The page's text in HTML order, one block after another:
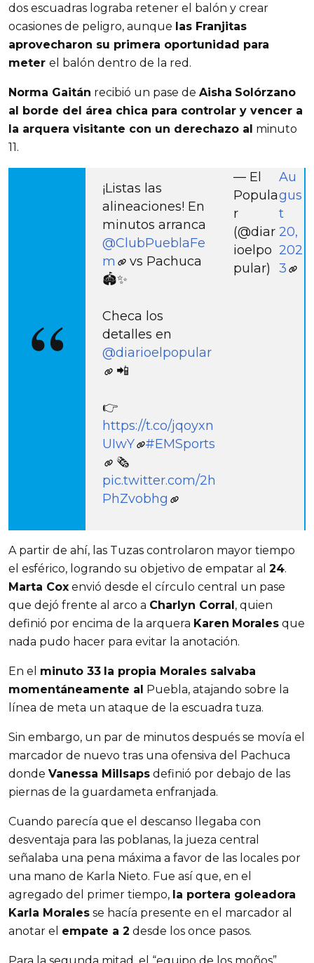
dos escuadras lograba retener el balón y crear
ocasiones de peligro, aunque las Franjitas
aprovecharon su primera oportunidad para
meter el balón dentro de la red.
Norma Gaitán recibió un pase de Aisha Solórzano
al borde del área chica para controlar y vencer a
la arquera visitante con un derechazo al minuto
11.
¡Listas las
alineaciones! En
minutos arranca
@ClubPueblaFe
m
vs Pachuca
🏟️✨
Checa los
detalles en
@diarioelpopular
📲
👉
https://t.co/jqoyxn
UIwY
#EMSports
🗞
pic.twitter.com/2h
PhZvobhg
— El
Popula
r
(@diar
ioelpo
pular)
Au
gus
t
20,
202
3
A partir de ahí, las Tuzas controlaron mayor tiempo
el esférico, logrando su objetivo de empatar al 24.
Marta Cox envió desde el círculo central un pase
que dejó frente al arco a Charlyn Corral, quien
definió por encima de la arquera Karen Morales que
nada pudo hacer para evitar la anotación.
En el minuto 33 la propia Morales salvaba
momentáneamente al Puebla, atajando sobre la
línea de meta un ataque de la escuadra tuza.
Sin embargo, un par de minutos después se movía el
marcador de nuevo tras una ofensiva del Pachuca
donde Vanessa Millsaps definió por debajo de las
piernas de la guardameta enfranjada.
Cuando parecía que el descanso llegaba con
desventaja para las poblanas, la jueza central
señalaba una pena máxima a favor de las locales por
una mano de Karla Nieto. Fue así que, en el
agregado del primer tiempo, la portera goleadora
Karla Morales se hacía presente en el marcador al
anotar el empate a 2 desde los once pasos.
Para la segunda mitad, el “equipo de los moños”